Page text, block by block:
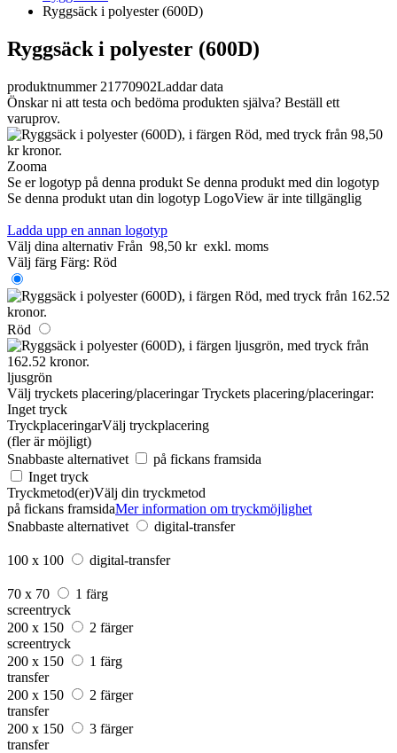
Ryggsäck i polyester (600D)
Ryggsäck i polyester (600D)
produktnummer 21770902Laddar data
Önskar ni att testa och bedöma produkten själva? Beställ ett
varuprov.
Zooma
Se er logotyp på denna produkt Se denna produkt med din logotyp
Se denna produkt utan din logotyp LogoView är inte tillgänglig
Ladda upp en annan logotyp
Välj dina alternativ Från 98,50 kr exkl. moms
Välj färg Färg: Röd
Röd
ljusgrön
Välj tryckets placering/placeringar Tryckets placering/placeringar:
Inget tryck
TryckplaceringarVälj tryckplacering
(fler är möjligt)
Snabbaste alternativet
på fickans framsida
Inget tryck
Tryckmetod(er)Välj din tryckmetod
på fickans framsidaMer information om tryckmöjlighet
Snabbaste alternativet
digital-transfer
100 x 100 digital-transfer
70 x 70
1 färg
screentryck
200 x 150
2 färger
screentryck
200 x 150
1 färg
transfer
200 x 150
2 färger
transfer
200 x 150
3 färger
transfer